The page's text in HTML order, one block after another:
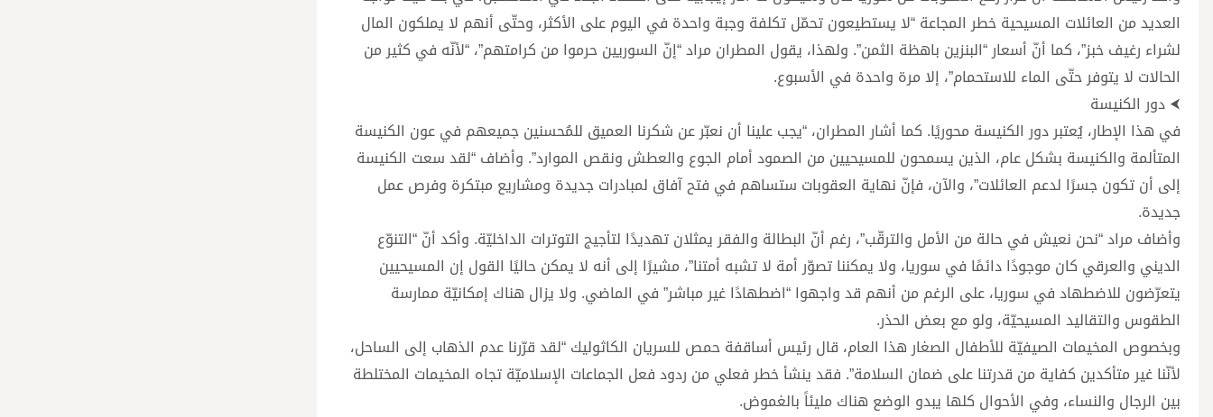
العديد من العائلات المسيحية خطر المجاعة “لا يستطيعون تحمّل تكلفة وجبة واحدة في اليوم على الأكثر، وحتّى أنهم لا يملكون المال
لشراء رغيف خبز”، كما أنّ أسعار “البنزين باهظة الثمن”. ولهذا، يقول المطران مراد “إنّ السوريين حرموا من كرامتهم”، “لأنّه في كثير من
الحالات لا يتوفر حتّى الماء للاستحمام”، إلا مرة واحدة في الأسبوع.
⮜ دور الكنيسة
في هذا الإطار، يُعتبر دور الكنيسة محوريًا. كما أشار المطران، “يجب علينا أن نعبّر عن شكرنا العميق للمُحسنين جميعهم في عون الكنيسة
المتألمة والكنيسة بشكل عام، الذين يسمحون للمسيحيين من الصمود أمام الجوع والعطش ونقص الموارد”. وأضاف “لقد سعت الكنيسة
إلى أن تكون جسرًا لدعم العائلات”، والآن، فإنّ نهاية العقوبات ستساهم في فتح آفاق لمبادرات جديدة ومشاريع مبتكرة وفرص عمل
جديدة.
وأضاف مراد “نحن نعيش في حالة من الأمل والترقّب”، رغم أنّ البطالة والفقر يمثلان تهديدًا لتأجيج التوترات الداخليّة. وأكد أنّ “التنوّع
الديني والعرقي كان موجودًا دائمًا في سوريا، ولا يمكننا تصوّر أمة لا تشبه أمتنا”، مشيرًا إلى أنه لا يمكن حاليًا القول إن المسيحيين
يتعرّضون للاضطهاد في سوريا، على الرغم من أنهم قد واجهوا “اضطهادًا غير مباشر” في الماضي. ولا يزال هناك إمكانيّة ممارسة
الطقوس والتقاليد المسيحيّة، ولو مع بعض الحذر.
وبخصوص المخيمات الصيفيّة للأطفال الصغار هذا العام، قال رئيس أساقفة حمص للسريان الكاثوليك “لقد قرّرنا عدم الذهاب إلى الساحل،
لأنّنا غير متأكدين كفاية من قدرتنا على ضمان السلامة”. فقد ينشأ خطر فعلي من ردود فعل الجماعات الإسلاميّة تجاه المخيمات المختلطة
بين الرجال والنساء، وفي الأحوال كلها يبدو الوضع هناك مليئاً بالغموض.